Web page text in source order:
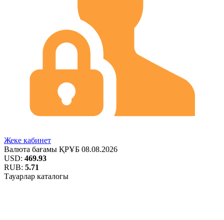
Жеке кабинет
Валюта бағамы ҚРҰБ 08.08.2026
USD: 469.93
RUB: 5.71
Тауарлар каталогы